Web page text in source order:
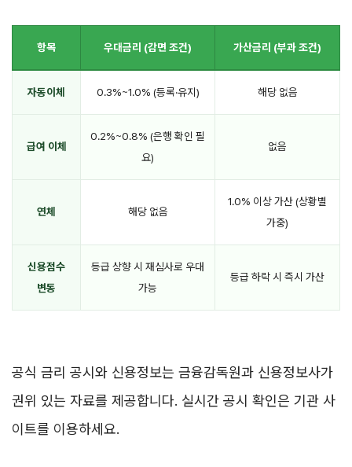
항목 우대금리 (감면 조건) 가산금리 (부과 조건)
자동이체 0.3%~1.0% (등록·유지) 해당 없음
급여 이체
0.2%~0.8% (은행 확인 필
요)
없음
연체 해당 없음
1.0% 이상 가산 (상황별
가중)
신용점수
변동
등급 상향 시 재심사로 우대
가능
등급 하락 시 즉시 가산
공식 금리 공시와 신용정보는 금융감독원과 신용정보사가
권위 있는 자료를 제공합니다. 실시간 공시 확인은 기관 사
이트를 이용하세요.